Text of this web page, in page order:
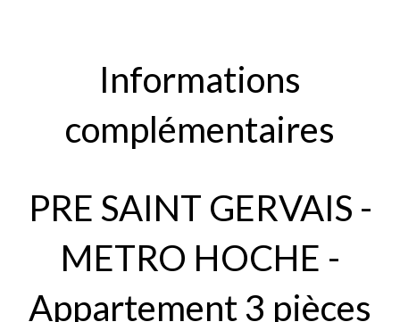
Informations
complémentaires
PRE SAINT GERVAIS -
METRO HOCHE -
Appartement 3 pièces